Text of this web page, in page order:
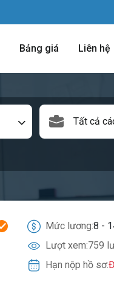
Bảng giá Liên hệ
Tất cả
Mức lương:8 -
Lượt xem:759
Hạn nộp hồ sơ: